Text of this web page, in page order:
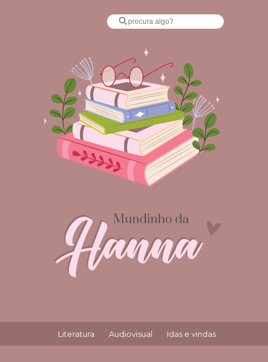
Literatura Audiovisual Idas e vindas